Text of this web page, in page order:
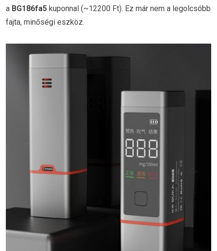
a BG186fa5 kuponnal (~12200 Ft). Ez már nem a legolcsóbb
fajta, minőségi eszköz.